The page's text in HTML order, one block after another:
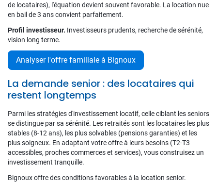
de locataires), l'équation devient souvent favorable. La location nue
en bail de 3 ans convient parfaitement.
Profil investisseur. Investisseurs prudents, recherche de sérénité,
vision long terme.
Analyser l'offre familiale à Bignoux
La demande senior : des locataires qui
restent longtemps
Parmi les stratégies d'investissement locatif, celle ciblant les seniors
se distingue par sa sérénité. Les retraités sont les locataires les plus
stables (8-12 ans), les plus solvables (pensions garanties) et les
plus soigneux. En adaptant votre offre à leurs besoins (T2-T3
accessibles, proches commerces et services), vous construisez un
investissement tranquille.
Bignoux offre des conditions favorables à la location senior.